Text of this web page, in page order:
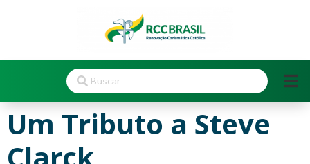
Um Tributo a Steve